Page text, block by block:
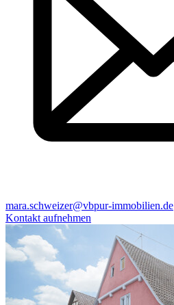
mara.schweizer@vbpur-immobilien.de
Kontakt aufnehmen